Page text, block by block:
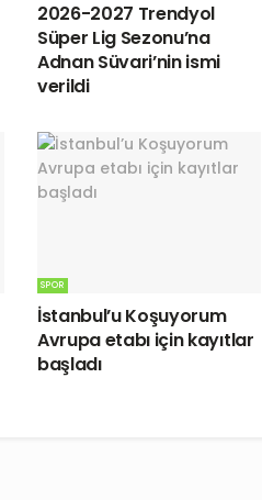
2026-2027 Trendyol
Süper Lig Sezonu’na
Adnan Süvari’nin ismi
verildi
SPOR
İstanbul’u Koşuyorum
Avrupa etabı için kayıtlar
başladı